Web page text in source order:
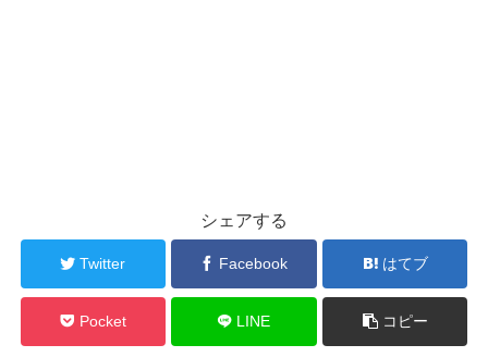
シェアする
Twitter Facebook はてブ
Pocket LINE コピー